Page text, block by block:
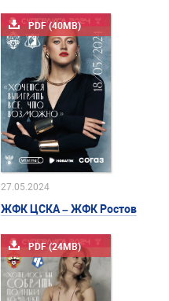
PDF (40MB)
27.05.2024
ЖФК ЦСКА – ЖФК Ростов
PDF (24MB)